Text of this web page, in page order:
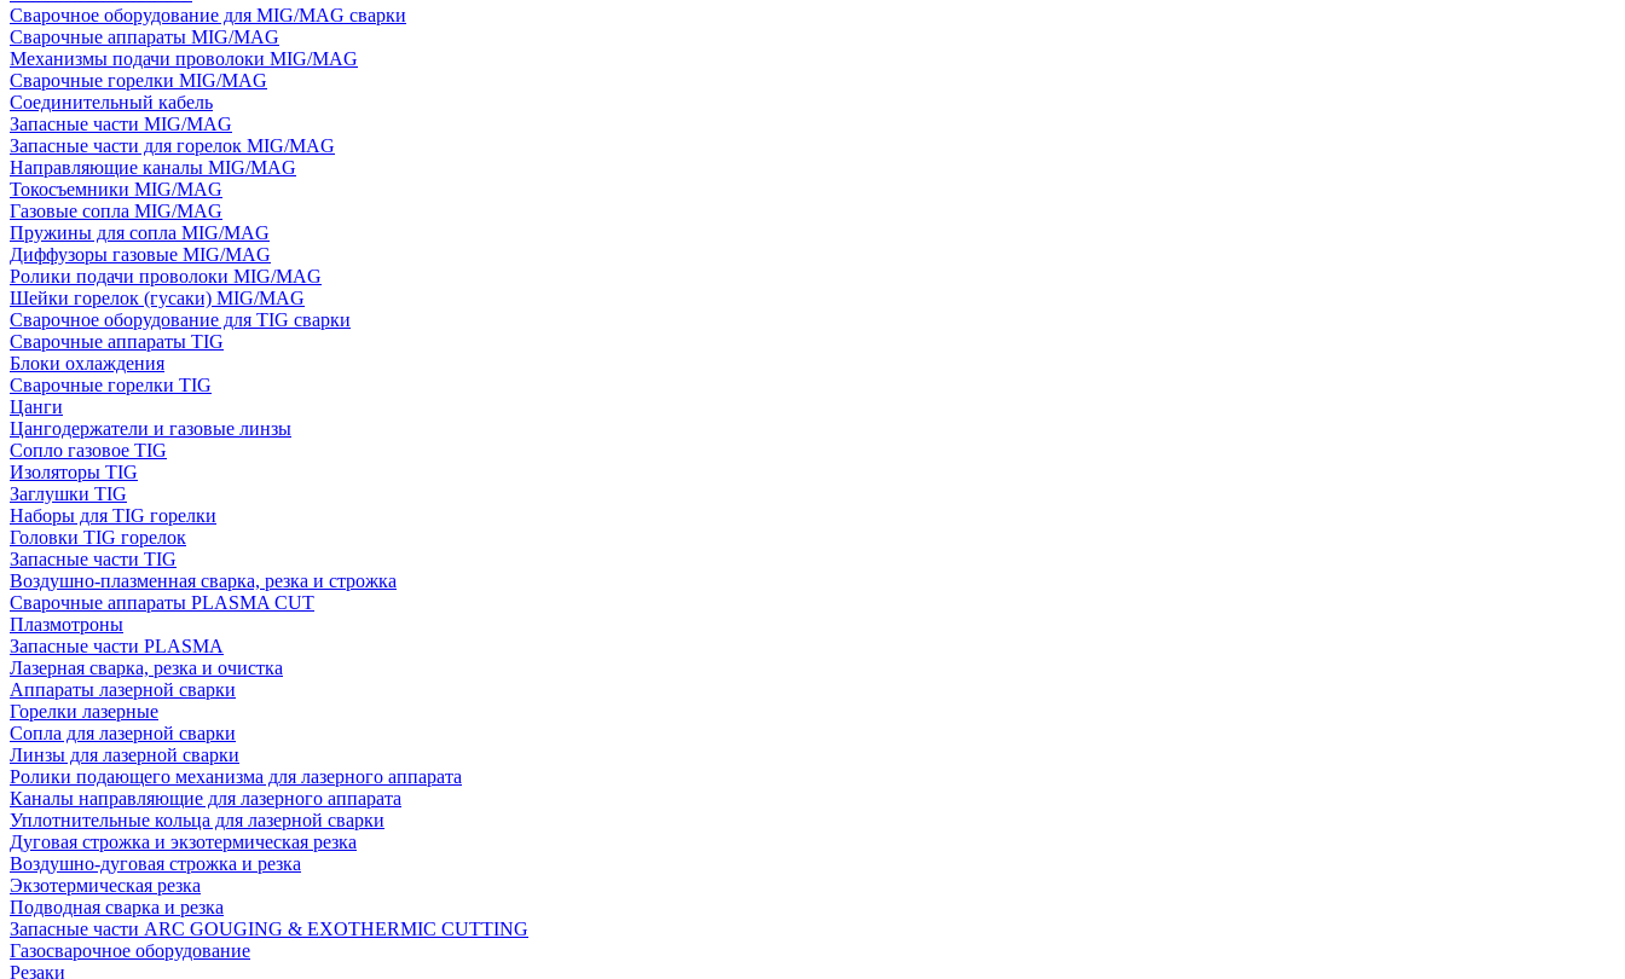
Сварочное оборудование для MIG/MAG сварки
Сварочные аппараты MIG/MAG
Механизмы подачи проволоки MIG/MAG
Сварочные горелки MIG/MAG
Соединительный кабель
Запасные части MIG/MAG
Запасные части для горелок MIG/MAG
Направляющие каналы MIG/MAG
Токосъемники MIG/MAG
Газовые сопла MIG/MAG
Пружины для сопла MIG/MAG
Диффузоры газовые MIG/MAG
Ролики подачи проволоки MIG/MAG
Шейки горелок (гусаки) MIG/MAG
Сварочное оборудование для TIG сварки
Сварочные аппараты TIG
Блоки охлаждения
Сварочные горелки TIG
Цанги
Цангодержатели и газовые линзы
Сопло газовое TIG
Изоляторы TIG
Заглушки TIG
Наборы для TIG горелки
Головки TIG горелок
Запасные части TIG
Воздушно-плазменная сварка, резка и строжка
Сварочные аппараты PLASMA CUT
Плазмотроны
Запасные части PLASMA
Лазерная сварка, резка и очистка
Аппараты лазерной сварки
Горелки лазерные
Сопла для лазерной сварки
Линзы для лазерной сварки
Ролики подающего механизма для лазерного аппарата
Каналы направляющие для лазерного аппарата
Уплотнительные кольца для лазерной сварки
Дуговая строжка и экзотермическая резка
Воздушно-дуговая строжка и резка
Экзотермическая резка
Подводная сварка и резка
Запасные части ARC GOUGING & EXOTHERMIC CUTTING
Газосварочное оборудование
Резаки